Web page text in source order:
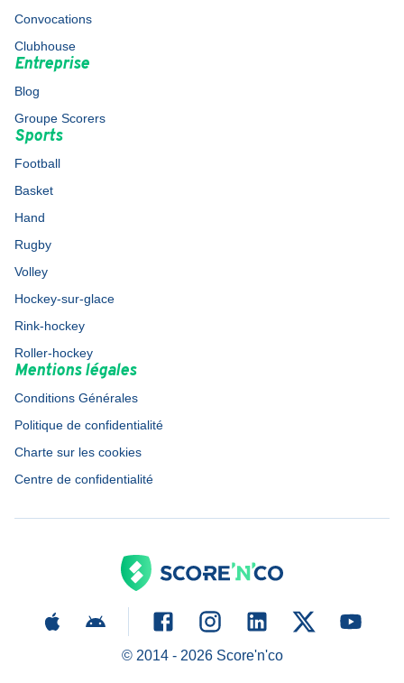
Convocations
Clubhouse
Entreprise
Blog
Groupe Scorers
Sports
Football
Basket
Hand
Rugby
Volley
Hockey-sur-glace
Rink-hockey
Roller-hockey
Mentions légales
Conditions Générales
Politique de confidentialité
Charte sur les cookies
Centre de confidentialité
© 2014 - 2026Score'n'co